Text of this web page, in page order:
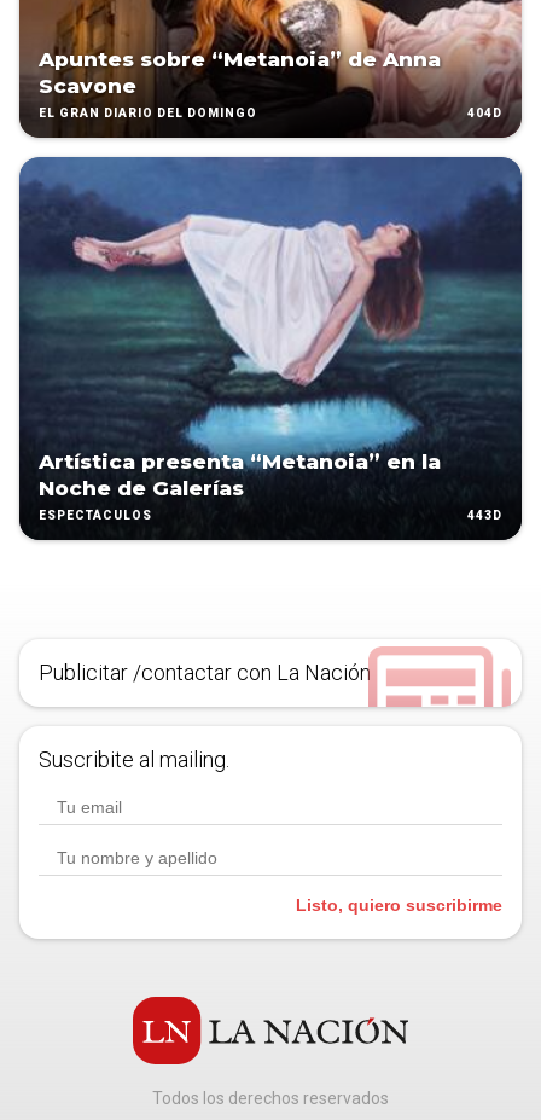
Apuntes sobre “Metanoia” de Anna
Scavone
EL GRAN DIARIO DEL DOMINGO 404D
Artística presenta “Metanoia” en la
Noche de Galerías
ESPECTÁCULOS 443D
Publicitar /contactar con La Nación
Suscribite al mailing.
Listo, quiero suscribirme
Todos los derechos reservados